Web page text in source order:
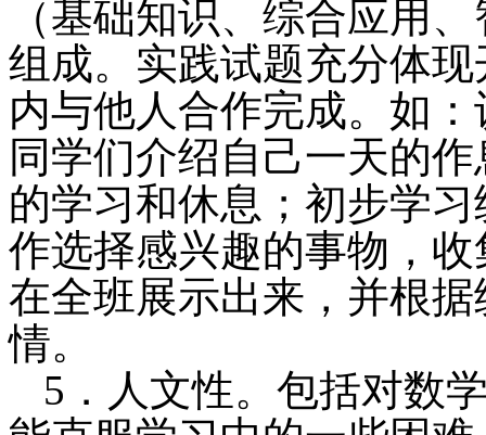
（基础知识、综合应用
组成。实践试题充分体
内与他人合作完成。如
同学们介绍自己一天的
的学习和休息；初步学
作选择感兴趣的事物，
在全班展示出来，并根
情。
5．人文性。包括对数